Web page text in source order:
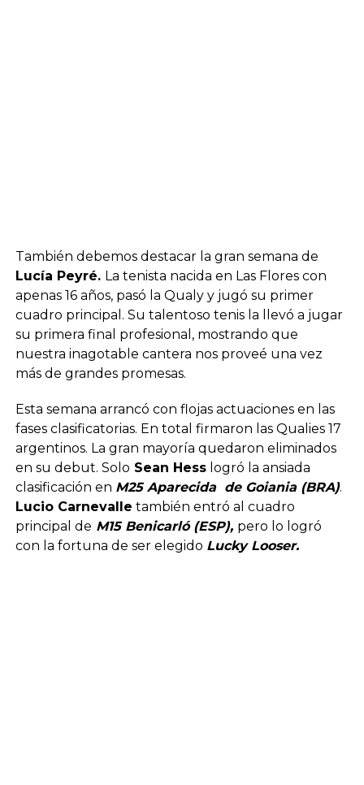
También debemos destacar la gran semana de
Lucía Peyré. La tenista nacida en Las Flores con
apenas 16 años, pasó la Qualy y jugó su primer
cuadro principal. Su talentoso tenis la llevó a jugar
su primera final profesional, mostrando que
nuestra inagotable cantera nos proveé una vez
más de grandes promesas.
Esta semana arrancó con flojas actuaciones en las
fases clasificatorias. En total firmaron las Qualies 17
argentinos. La gran mayoría quedaron eliminados
en su debut. Solo Sean Hesslogró la ansiada
clasificación en M25 Aparecida de Goiania (BRA).
Lucio Carnevalle también entró al cuadro
principal de M15 Benicarló (ESP), pero lo logró
con la fortuna de ser elegido Lucky Looser.